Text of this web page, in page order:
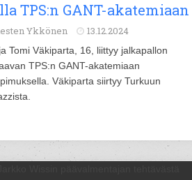
TPS:n GANT-akatemiaan
Ykkönen 13.12.2024
Tomi Väkiparta, 16, liittyy jalkapallon
TPS:n GANT-akatemiaan
Väkiparta siirtyy Turkuun